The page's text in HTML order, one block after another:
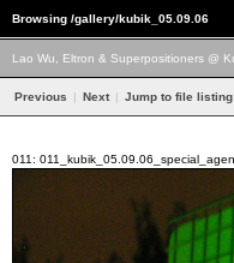
Browsing /gallery/kubik_05.09.06
Lao Wu, Eltron & Superpositioners @
Previous | Next | Jump to file listing
011: